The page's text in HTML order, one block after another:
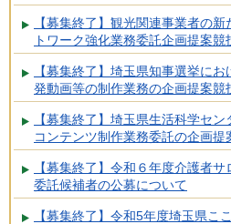
【募集終了】観光関連事業者の
トワーク強化業務委託企画提案競
【募集終了】埼玉県知事選挙に
発動画等の制作業務の企画提案競
【募集終了】埼玉県生活科学セ
コンテンツ制作業務委託の企画提
【募集終了】令和６年度介護者
委託候補者の公募について
【募集終了】令和5年度埼玉県こ